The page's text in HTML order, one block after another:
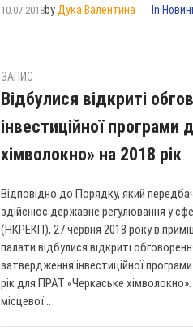
10.07.2018by Дука Валентина In
ЗАПИС
Відбулися відкриті
інвестиційної
хімволокно» на 2018 рік
Відповідно до Порядку, який
здійснює державне регулювання у
(НКРЕКП), 27 червня 2018 року в
палати відбулися відкриті
затвердження інвестиційної
рік для ПРАТ «Черкаське
місцевої...